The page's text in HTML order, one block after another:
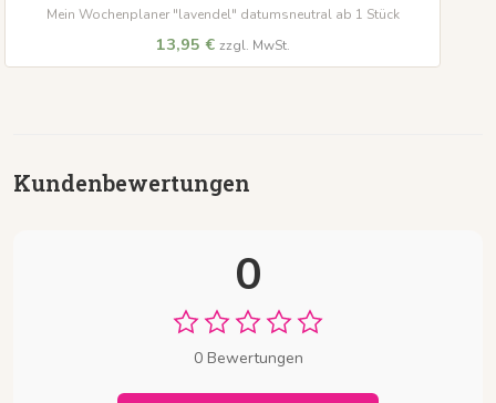
Mein Wochenplaner "lavendel" datumsneutral ab 1 Stück
13,95 € zzgl. MwSt.
Kundenbewertungen
0
0 Bewertungen